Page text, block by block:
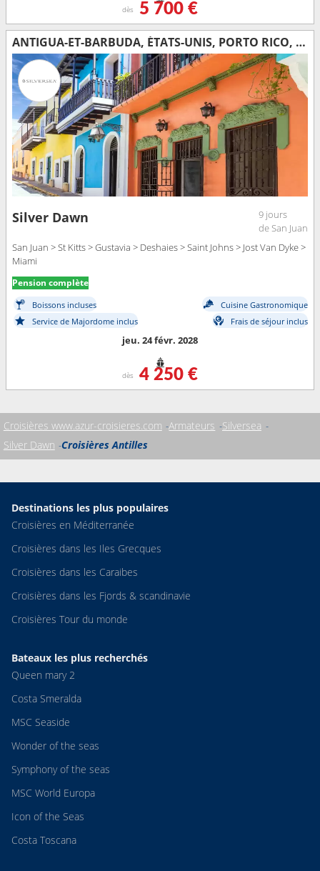
dès 5 700 €
ANTIGUA-ET-BARBUDA, ÉTATS-UNIS, PORTO RICO, FRANCE, JOST VAN DYKE
Silver Dawn
9 jours
de San Juan
San Juan > St Kitts > Gustavia > Deshaies > Saint Johns > Jost Van Dyke >
Miami
Pension complète
Boissons incluses
Cuisine Gastronomique
Service de Majordome inclus
Frais de séjour inclus
jeu. 24 févr. 2028
dès 4 250 €
Croisières www.azur-croisieres.com Armateurs Silversea
Silver Dawn Croisières Antilles
Destinations les plus populaires
Croisières en Méditerranée
Croisières dans les Iles Grecques
Croisières dans les Caraibes
Croisières dans les Fjords & scandinavie
Croisières Tour du monde
Bateaux les plus recherchés
Queen mary 2
Costa Smeralda
MSC Seaside
Wonder of the seas
Symphony of the seas
MSC World Europa
Icon of the Seas
Costa Toscana